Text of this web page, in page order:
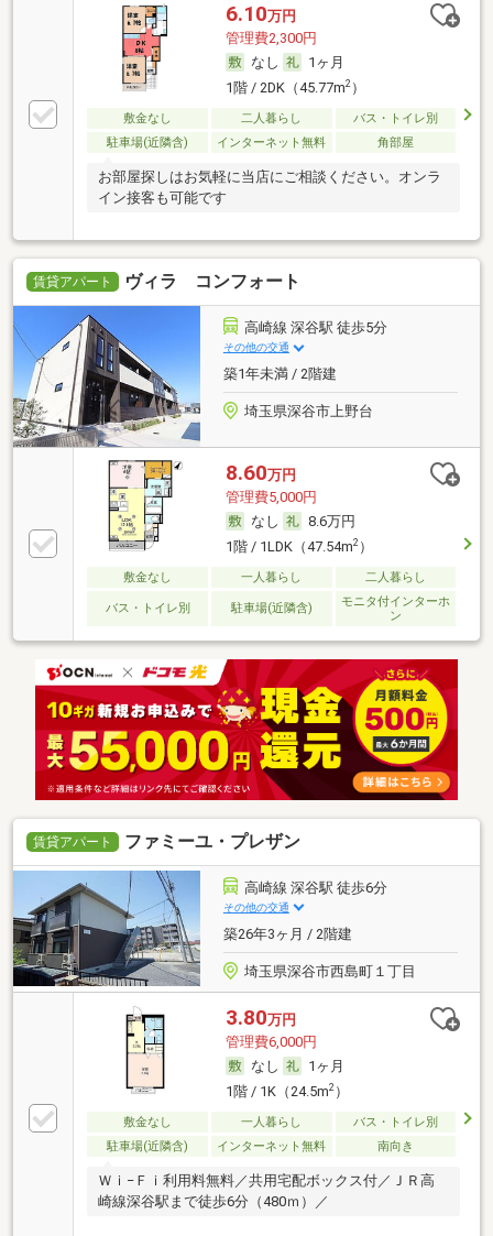
6.10万円
管理費2,300円
なし
1ヶ月
1階 / 2DK（45.77m2）
敷金なし 二人暮らし
バス・トイレ別
駐車場(近隣含)
インターネット無料 角部屋
お部屋探しはお気軽に当店にご相談ください。オンラ
イン接客も可能です
賃貸アパート ヴィラ コンフォート
高崎線 深谷駅 徒歩5分
その他の交通
築1年未満 / 2階建
埼玉県深谷市上野台
8.60万円
管理費5,000円
なし
8.6万円
1階 / 1LDK（47.54m2）
敷金なし 一人暮らし 二人暮らし
バス・トイレ別 駐車場(近隣含)
モニタ付インターホ
ン
賃貸アパート ファミーユ・プレザン
高崎線 深谷駅 徒歩6分
その他の交通
築26年3ヶ月 / 2階建
埼玉県深谷市西島町１丁目
3.80万円
管理費6,000円
なし
1ヶ月
1階 / 1K（24.5m2）
敷金なし 一人暮らし
バス・トイレ別
駐車場(近隣含)
インターネット無料 南向き
Ｗｉ−Ｆｉ利用料無料／共用宅配ボックス付／ＪＲ高
崎線深谷駅まで徒歩6分（480ｍ）／